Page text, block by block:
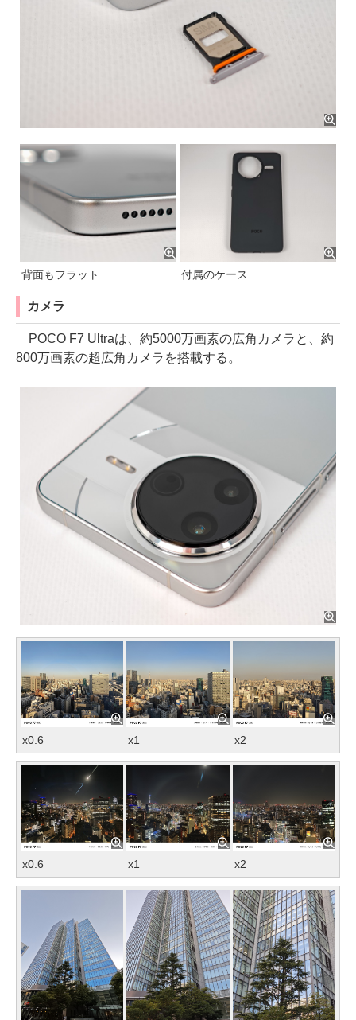
背面もフラット 付属のケース
カメラ
POCO F7 Ultraは、約5000万画素の広角カメラと、約
800万画素の超広角カメラを搭載する。
x0.6 x1 x2
x0.6 x1 x2